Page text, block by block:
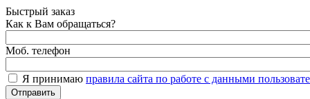
Быстрый заказ
Как к Вам обращаться?
Моб. телефон
Я принимаюправила сайта по работе с данными